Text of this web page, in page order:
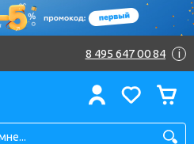
8 495 647 00 84 i